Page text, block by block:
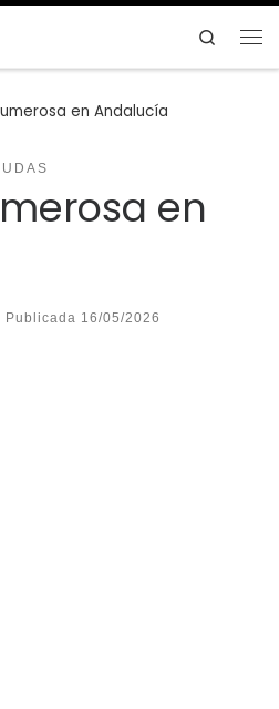
Search
en Andalucía
en
Publicada 16/05/2026